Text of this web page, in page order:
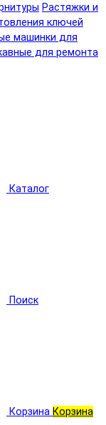
Растяжки и
ключей
машинки для
для ремонта
Каталог
Поиск
Корзина Корзина